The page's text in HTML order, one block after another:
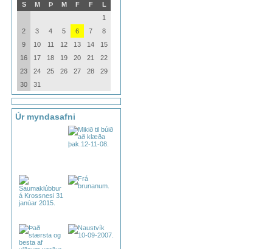
S M Þ M F F
L
1
2
3 4 5 6 7
8
9
10 11 12 13 14
15
16
17 18 19 20 21
22
23
24 25 26 27 28
29
30
31
Úr myndasafni